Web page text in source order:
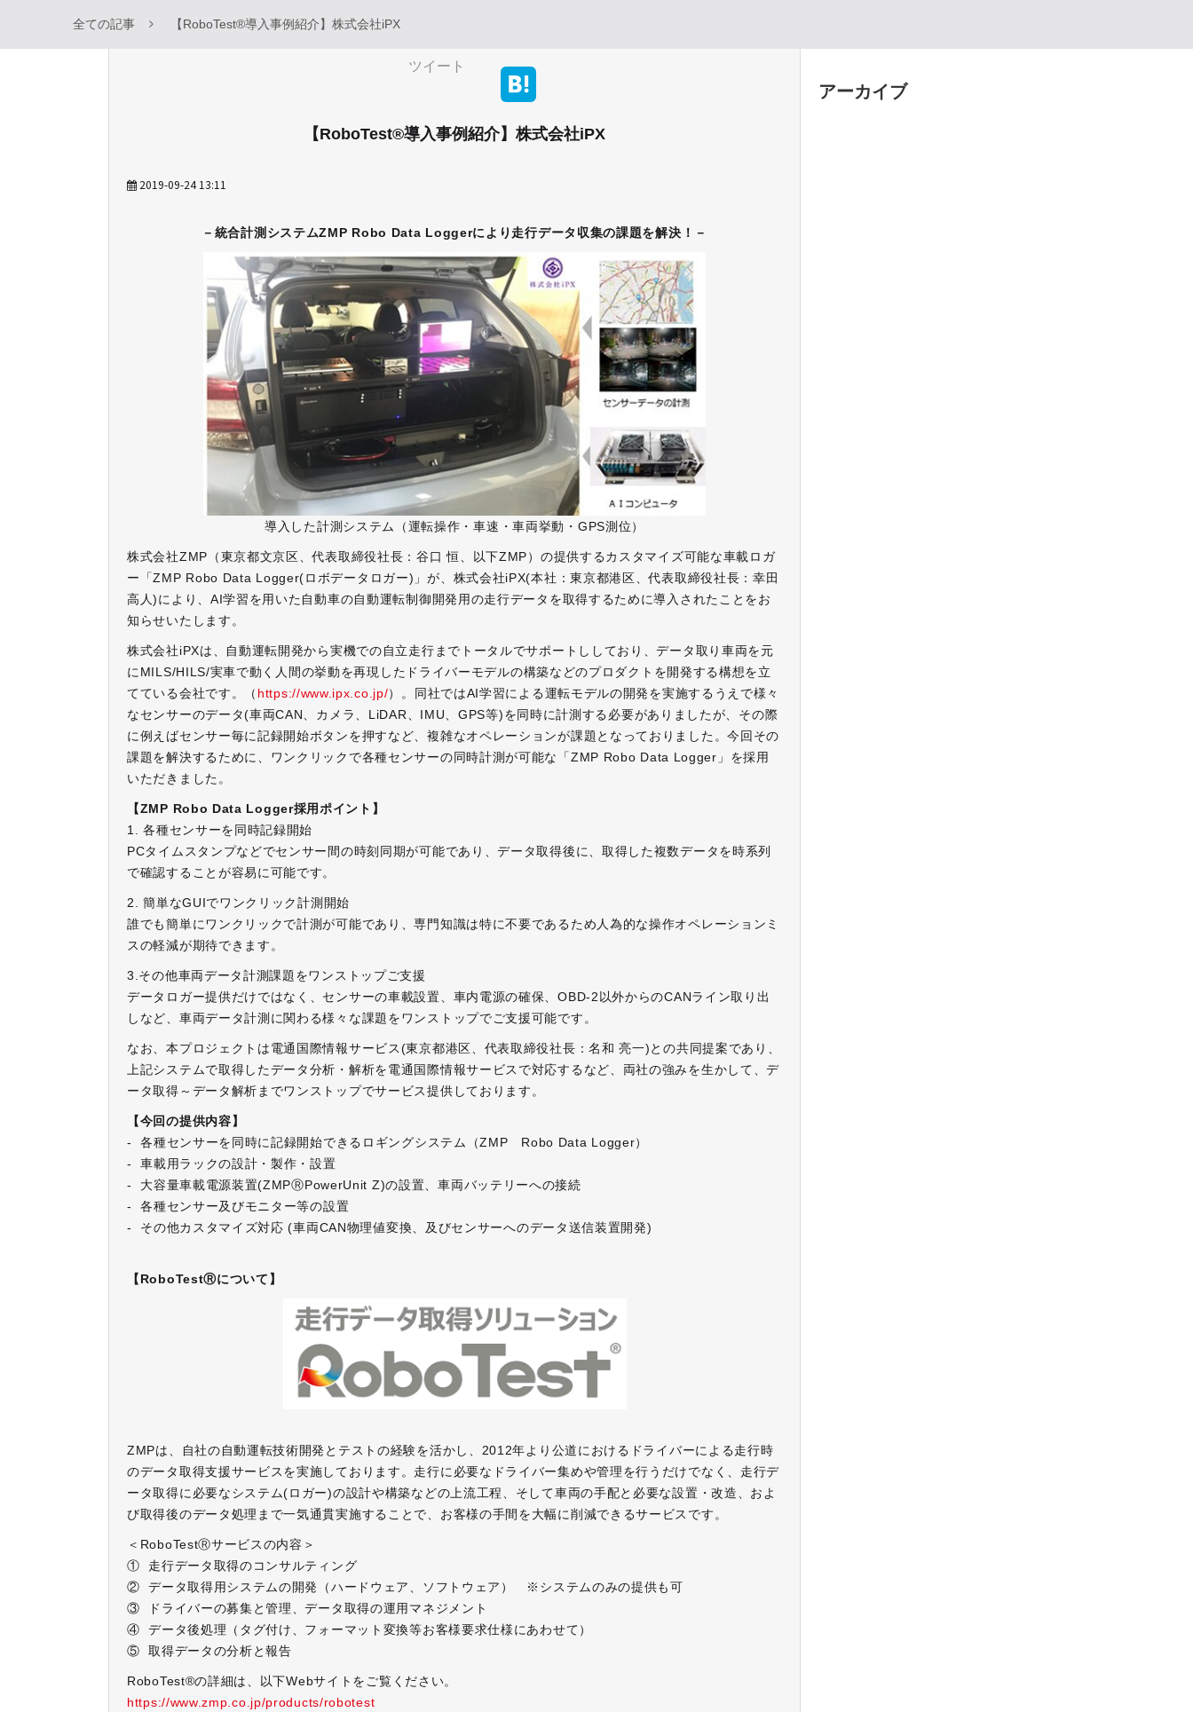
全ての記事 【RoboTest®導入事例紹介】株式会社iPX
ツイート
【RoboTest®導入事例紹介】株式会社iPX
2019-09-24 13:11
－統合計測システムZMP Robo Data Loggerにより走行データ収集の課題を解決！－​​​​​​​
導入した計測システム（運転操作・車速・車両挙動・GPS測位）
株式会社ZMP（東京都文京区、代表取締役社長：谷口 恒、以下ZMP）の提供するカスタマイズ可能な車載ロガ
ー「ZMP Robo Data Logger(ロボデータロガー)」が、株式会社iPX(本社：東京都港区、代表取締役社長：幸田
高人)により、AI学習を用いた自動車の自動運転制御開発用の走行データを取得するために導入されたことをお
知らせいたします。
株式会社iPXは、自動運転開発から実機での自立走行までトータルでサポートししており、データ取り車両を元
にMILS/HILS/実車で動く人間の挙動を再現したドライバーモデルの構築などのプロダクトを開発する構想を立
てている会社です。（ https://www.ipx.co.jp/）。同社ではAI学習による運転モデルの開発を実施するうえで様々
なセンサーのデータ(車両CAN、カメラ、LiDAR、IMU、GPS等)を同時に計測する必要がありましたが、その際
に例えばセンサー毎に記録開始ボタンを押すなど、複雑なオペレーションが課題となっておりました。今回その
課題を解決するために、ワンクリックで各種センサーの同時計測が可能な「ZMP Robo Data Logger」を採用
いただきました。
【ZMP Robo Data Logger採用ポイント】
1. 各種センサーを同時記録開始
PCタイムスタンプなどでセンサー間の時刻同期が可能であり、データ取得後に、取得した複数データを時系列
で確認することが容易に可能です。
2. 簡単なGUIでワンクリック計測開始
誰でも簡単にワンクリックで計測が可能であり、専門知識は特に不要であるため人為的な操作オペレーションミ
スの軽減が期待できます。
3.その他車両データ計測課題をワンストップご支援
データロガー提供だけではなく、センサーの車載設置、車内電源の確保、OBD-2以外からのCANライン取り出
しなど、車両データ計測に関わる様々な課題をワンストップでご支援可能です。
なお、本プロジェクトは電通国際情報サービス(東京都港区、代表取締役社長：名和 亮一)との共同提案であり、
上記システムで取得したデータ分析・解析を電通国際情報サービスで対応するなど、両社の強みを生かして、デ
ータ取得～データ解析までワンストップでサービス提供しております。
【今回の提供内容】​​​​​​​
- 各種センサーを同時に記録開始できるロギングシステム（ZMP Robo Data Logger）
- 車載用ラックの設計・製作・設置
- 大容量車載電源装置(ZMPⓇPowerUnit Z)の設置、車両バッテリーへの接続
- 各種センサー及びモニター等の設置
- その他カスタマイズ対応 (車両CAN物理値変換、及びセンサーへのデータ送信装置開発)
​​​​​​​【RoboTestⓇについて】
ZMPは、自社の自動運転技術開発とテストの経験を活かし、2012年より公道におけるドライバーによる走行時
のデータ取得支援サービスを実施しております。走行に必要なドライバー集めや管理を行うだけでなく、走行デ
ータ取得に必要なシステム(ロガー)の設計や構築などの上流工程、そして車両の手配と必要な設置・改造、およ
び取得後のデータ処理まで一気通貫実施することで、お客様の手間を大幅に削減できるサービスです。
＜RoboTestⓇサービスの内容＞
① 走行データ取得のコンサルティング
② データ取得用システムの開発（ハードウェア、ソフトウェア） ※システムのみの提供も可
③ ドライバーの募集と管理、データ取得の運用マネジメント
④ データ後処理（タグ付け、フォーマット変換等お客様要求仕様にあわせて）
⑤ 取得データの分析と報告
RoboTest®の詳細は、以下Webサイトをご覧ください。
https://www.zmp.co.jp/products/robotest
アーカイブ